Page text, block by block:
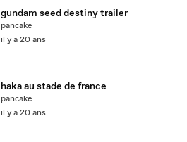
gundam seed destiny trailer
pancake
il y a 20 ans
haka au stade de france
pancake
il y a 20 ans